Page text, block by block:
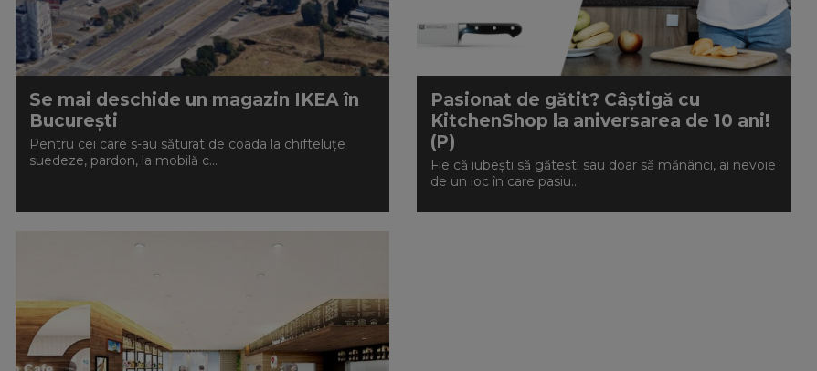
Se mai deschide un magazin IKEA în
București
Pentru cei care s-au săturat de coada la chifteluțe
suedeze, pardon, la mobilă c...
Pasionat de gătit? Câștigă cu
KitchenShop la aniversarea de 10 ani!
(P)
Fie că iubești să gătești sau doar să mănânci, ai nevoie
de un loc în care pasiu...